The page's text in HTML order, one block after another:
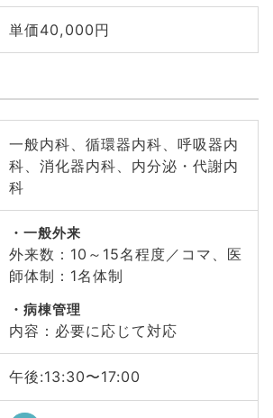
単価40,000円
一般内科、循環器内科、呼吸器内
科、消化器内科、内分泌・代謝内
科
一般外来
外来数：10～15名程度／コマ、医
師体制：1名体制
病棟管理
内容：必要に応じて対応
午後:13:30〜17:00